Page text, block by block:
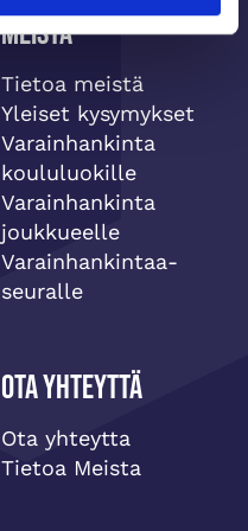
Meistä
Tietoa meistä
Yleiset kysymykset
Varainhankinta
koululuokille
Varainhankinta
joukkueelle
Varainhankintaa-
seuralle
Ota yhteyttä
Ota yhteytta
Tietoa Meista